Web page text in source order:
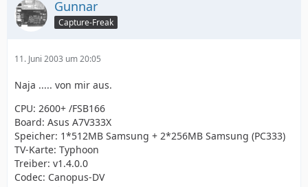
Gunnar
Capture-Freak
11. Juni 2003 um 20:05
Naja ..... von mir aus.
CPU: 2600+ /FSB166
Board: Asus A7V333X
Speicher: 1*512MB Samsung + 2*256MB Samsung (PC333)
TV-Karte: Typhoon
Treiber: v1.4.0.0
Codec: Canopus-DV